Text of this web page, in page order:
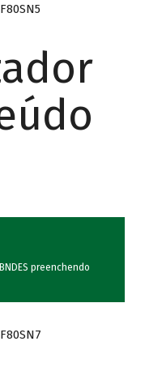
preenchendo